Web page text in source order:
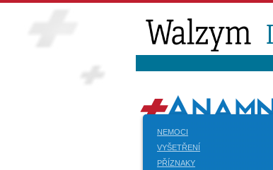
NEMOCI
VYŠETŘENÍ
PŘÍZNAKY